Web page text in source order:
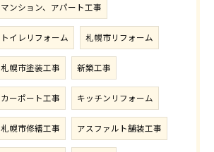
マンション、アパート工事
トイレリフォーム 札幌市リフォーム
札幌市塗装工事 新築工事
カーポート工事 キッチンリフォーム
札幌市修繕工事 アスファルト舗装工事